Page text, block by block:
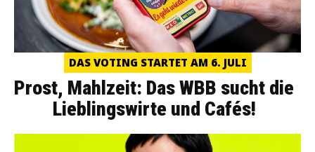
DAS VOTING STARTET AM 6. JULI
Prost, Mahlzeit: Das WBB sucht die
Lieblingswirte und Cafés!